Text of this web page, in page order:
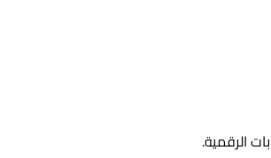
الرقمية.